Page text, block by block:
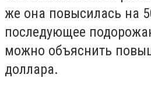
же она повысилась на
последующее
можно объяснить
доллара.